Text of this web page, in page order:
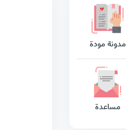
مدونة مودة
مساعدة